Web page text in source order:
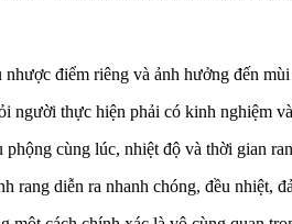
điểm riêng và ảnh hưởng đến
thực hiện phải có kinh nghiệm
cùng lúc, nhiệt độ và thời gian
rang diễn ra nhanh chóng, đều